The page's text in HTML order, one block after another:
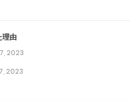
理由
2023
2023